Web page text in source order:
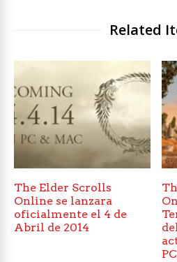
Related
The Elder Scrolls
Online se lanzara
oficialmente el 4 de
Abril de 2014